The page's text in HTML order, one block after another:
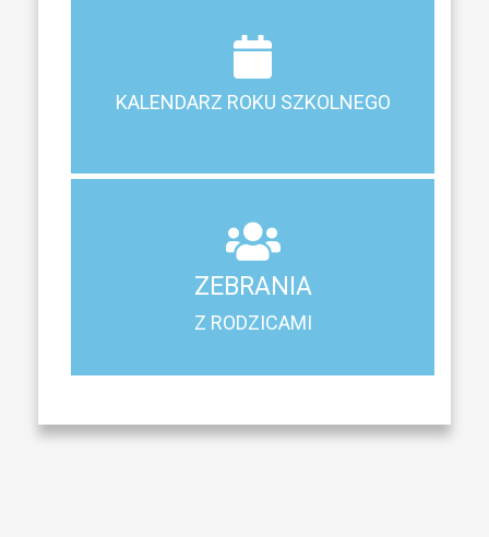
KALENDARZ ROKU SZKOLNEGO
KALENDARZ ROKU SZKOLNEGO
Terminy ferii, matur, zebrań i klasyfikacji
ZEBRANIA
Z RODZICAMI
Z RODZICAMI
Harmonogram spotkań i konsultacji z rodzicami